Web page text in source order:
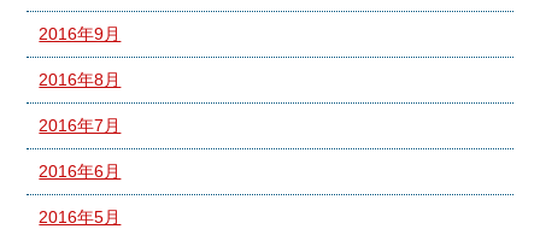
2016年9月
2016年8月
2016年7月
2016年6月
2016年5月